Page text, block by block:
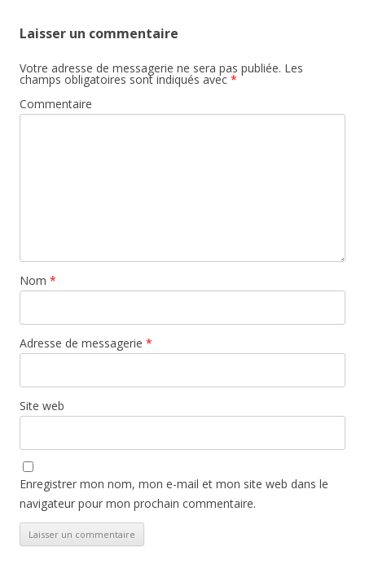
Laisser un commentaire
Votre adresse de messagerie ne sera pas publiée. Les
champs obligatoires sont indiqués avec *
Commentaire
Nom *
Adresse de messagerie *
Site web
Enregistrer mon nom, mon e-mail et mon site web dans le
navigateur pour mon prochain commentaire.